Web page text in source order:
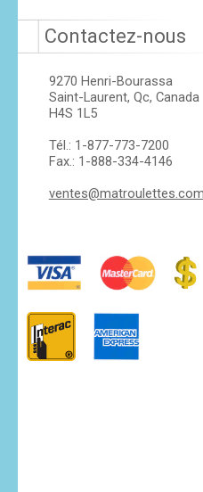
Contactez-nous
9270 Henri-Bourassa
Saint-Laurent, Qc, Canada
H4S 1L5
Tél.: 1-877-773-7200
Fax.: 1-888-334-4146
ventes@matroulettes.com